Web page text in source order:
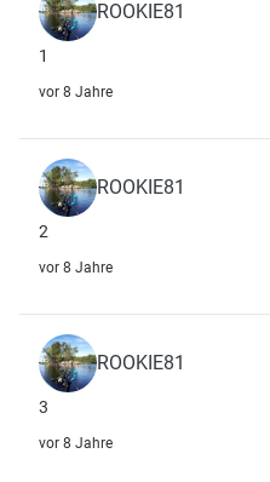
ROOKIE81
1
vor 8 Jahre
ROOKIE81
2
vor 8 Jahre
ROOKIE81
3
vor 8 Jahre